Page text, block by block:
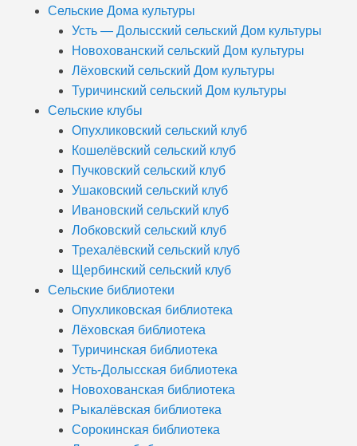
Сельские Дома культуры
Усть — Долысский сельский Дом культуры
Новохованский сельский Дом культуры
Лёховский сельский Дом культуры
Туричинский сельский Дом культуры
Сельские клубы
Опухликовский сельский клуб
Кошелёвский сельский клуб
Пучковский сельский клуб
Ушаковский сельский клуб
Ивановский сельский клуб
Лобковский сельский клуб
Трехалёвский сельский клуб
Щербинский сельский клуб
Сельские библиотеки
Опухликовская библиотека
Лёховская библиотека
Туричинская библиотека
Усть-Долысская библиотека
Новохованская библиотека
Рыкалёвская библиотека
Сорокинская библиотека